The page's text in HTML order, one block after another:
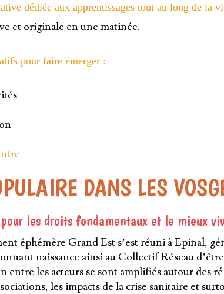
dédiée aux apprentissages tout au long de la
et originale en une matinée.
pour faire émerger :
DANS LES
les droits fondamentaux et le mieux
éphémère Grand Est s’est réuni à Epinal,
naissance ainsi au Collectif Réseau
entre les acteurs se sont amplifiés autour des
les impacts de la crise sanitaire et